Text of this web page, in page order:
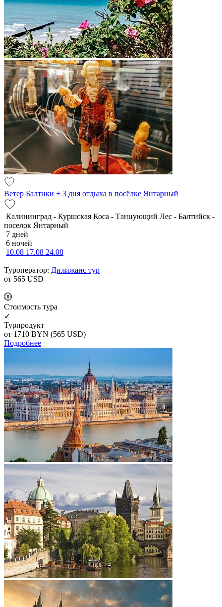
Ветер Балтики + 3 дня отдыха в посёлке Янтарный
Калининград - Куршская Коса - Танцующий Лес - Балтийск -
поселок Янтарный
7 дней
6 ночей
10.08 17.08 24.08
Туроператор: Дилижанс тур
от 565 USD
Cтоимость тура
✓
Турпродукт
от 1710 BYN (565 USD)
Подробнее